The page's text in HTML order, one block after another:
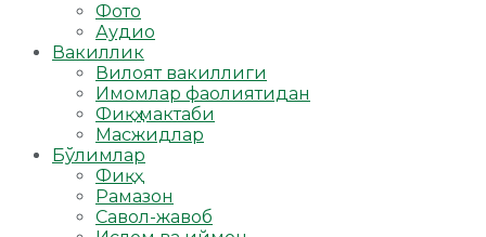
Фото
Аудио
Вакиллик
Вилоят вакиллиги
Имомлар фаолиятидан
Фиқҳ мактаби
Масжидлар
Бўлимлар
Фиқҳ
Рамазон
Савол-жавоб